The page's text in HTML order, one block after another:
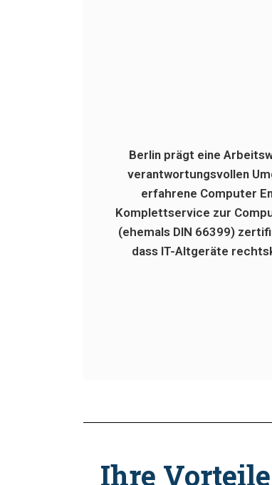
Berlin prägt eine
verantwortungsvollen
erfahrene Computer
Komplettservice zur
(ehemals DIN 66399)
dass IT-Altgeräte
Ihre